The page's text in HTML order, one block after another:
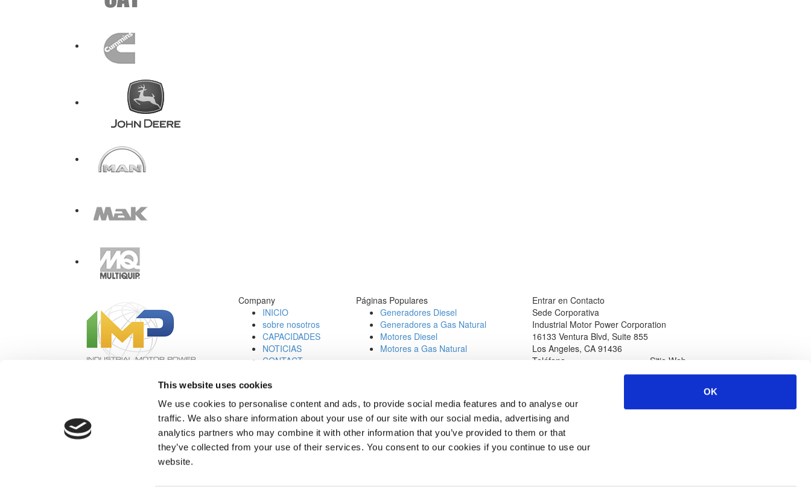
This website uses cookies
We use cookies to personalise content and ads, to provide social media features and to analyse our
traffic. We also share information about your use of our site with our social media, advertising and
analytics partners who may combine it with other information that you’ve provided to them or that
they’ve collected from your use of their services. You consent to our cookies if you continue to use our
website.
OK
Company
INICIO
sobre nosotros
CAPACIDADES
NOTICIAS
CONTACT
Páginas Populares
Generadores Diesel
Generadores a Gas Natural
Motores Diesel
Motores a Gas Natural
Entrar en Contacto
Sede Corporativa
Industrial Motor Power Corporation
16133 Ventura Blvd, Suite 855
Los Angeles, CA 91436
Teléfono
001-323-268-3380
Sitio Web
www.impcorporation.com
sales@impcorporation.com